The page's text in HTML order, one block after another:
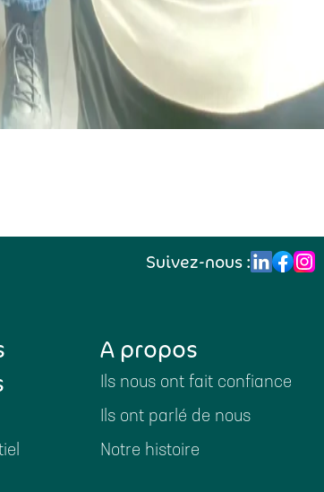
A propos
Ils nous ont fait confiance
Ils ont parlé de nous
Notre histoire
Suivez-nous :